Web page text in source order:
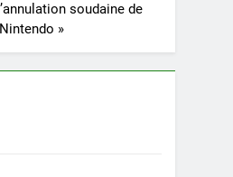
soudaine de
»